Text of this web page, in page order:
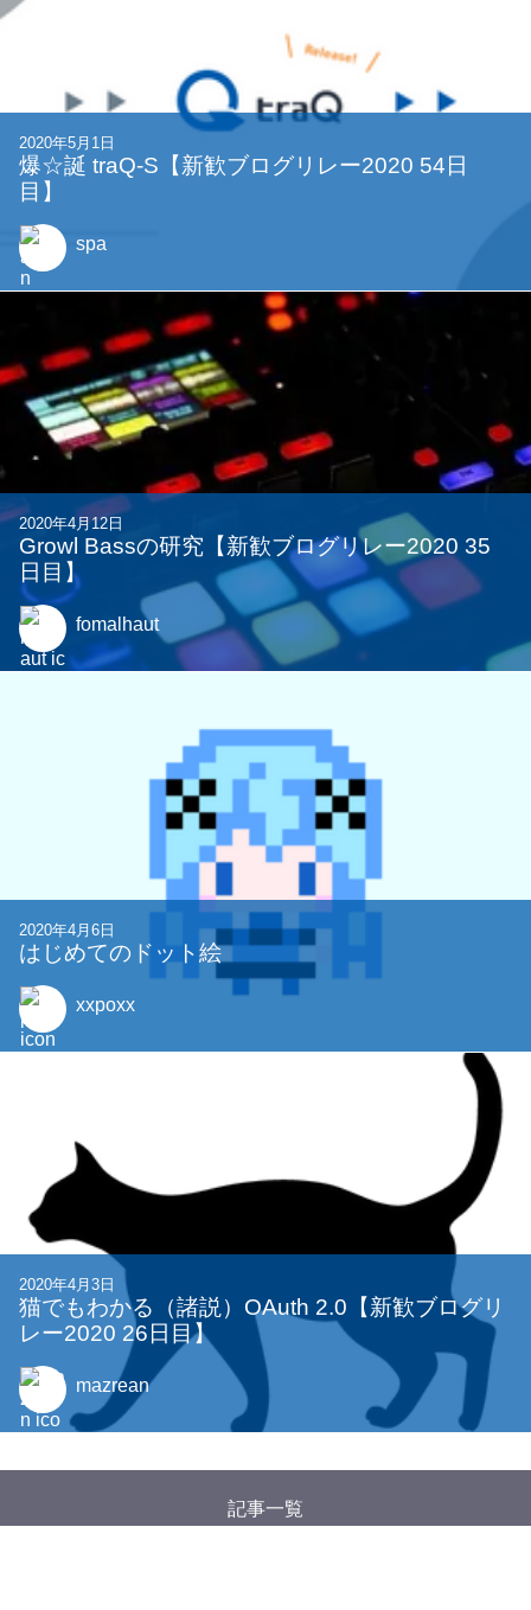
2020年5月1日
爆☆誕 traQ-S【新歓ブログリレー2020 54日
目】
spa
2020年4月12日
Growl Bassの研究【新歓ブログリレー2020 35
日目】
fomalhaut
2020年4月6日
はじめてのドット絵
xxpoxx
2020年4月3日
猫でもわかる（諸説）OAuth 2.0【新歓ブログリ
レー2020 26日目】
mazrean
記事一覧